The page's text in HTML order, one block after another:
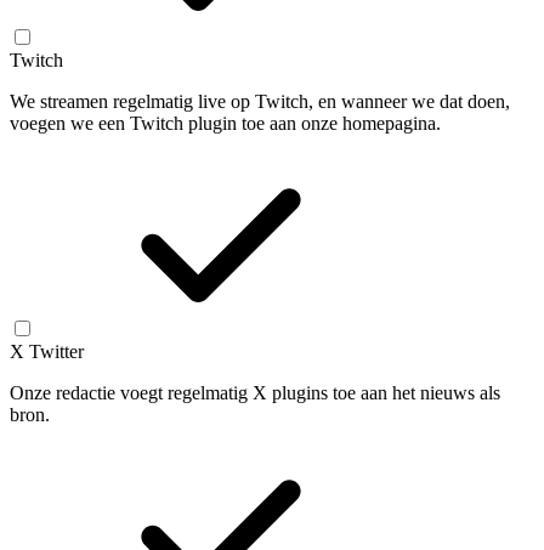
Twitch
We streamen regelmatig live op Twitch, en wanneer we dat doen,
voegen we een Twitch plugin toe aan onze homepagina.
X Twitter
Onze redactie voegt regelmatig X plugins toe aan het nieuws als
bron.